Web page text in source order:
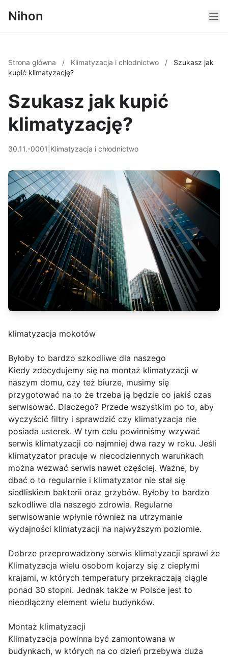
Nihon
Strona główna / Klimatyzacja i chłodnictwo /
Szukasz jak
kupić klimatyzację?
Szukasz jak kupić
klimatyzację?
30.11.-0001 Klimatyzacja i chłodnictwo
klimatyzacja mokotów
Byłoby to bardzo szkodliwe dla naszego
Kiedy zdecydujemy się na montaż klimatyzacji w
naszym domu, czy też biurze, musimy się
przygotować na to że trzeba ją będzie co jakiś czas
serwisować. Dlaczego? Przede wszystkim po to, aby
wyczyścić filtry i sprawdzić czy klimatyzacja nie
posiada usterek. W tym celu powinniśmy wzywać
serwis klimatyzacji co najmniej dwa razy w roku. Jeśli
klimatyzator pracuje w niecodziennych warunkach
można wezwać serwis nawet częściej. Ważne, by
dbać o to regularnie i klimatyzator nie stał się
siedliskiem bakterii oraz grzybów. Byłoby to bardzo
szkodliwe dla naszego zdrowia. Regularne
serwisowanie wpłynie również na utrzymanie
wydajności klimatyzacji na najwyższym poziomie.
Dobrze przeprowadzony serwis klimatyzacji sprawi że
Klimatyzacja wielu osobom kojarzy się z ciepłymi
krajami, w których temperatury przekraczają ciągle
ponad 30 stopni. Jednak także w Polsce jest to
nieodłączny element wielu budynków.
Montaż klimatyzacji
Klimatyzacja powinna być zamontowana w
budynkach, w których na co dzień przebywa duża